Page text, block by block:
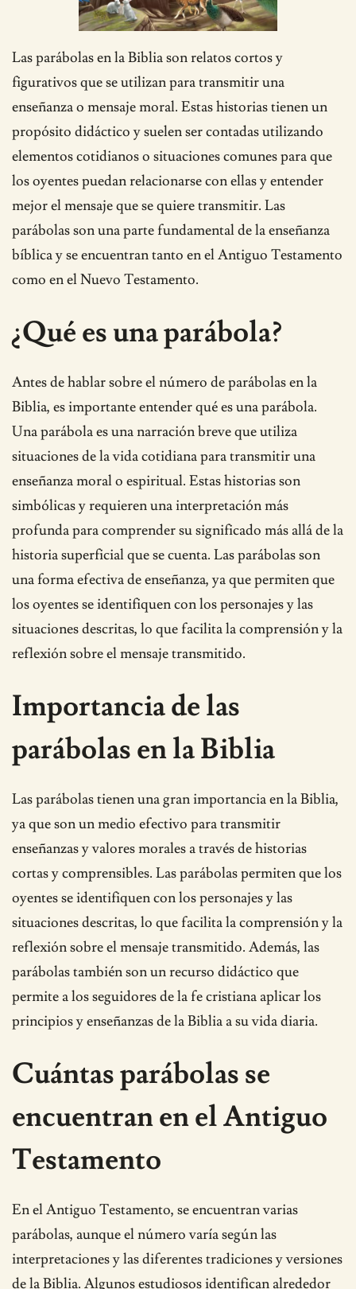
Las parábolas en la Biblia son relatos cortos y
figurativos que se utilizan para transmitir una
enseñanza o mensaje moral. Estas historias tienen un
propósito didáctico y suelen ser contadas utilizando
elementos cotidianos o situaciones comunes para que
los oyentes puedan relacionarse con ellas y entender
mejor el mensaje que se quiere transmitir. Las
parábolas son una parte fundamental de la enseñanza
bíblica y se encuentran tanto en el Antiguo Testamento
como en el Nuevo Testamento.
¿Qué es una parábola?
Antes de hablar sobre el número de parábolas en la
Biblia, es importante entender qué es una parábola.
Una parábola es una narración breve que utiliza
situaciones de la vida cotidiana para transmitir una
enseñanza moral o espiritual. Estas historias son
simbólicas y requieren una interpretación más
profunda para comprender su significado más allá de la
historia superficial que se cuenta. Las parábolas son
una forma efectiva de enseñanza, ya que permiten que
los oyentes se identifiquen con los personajes y las
situaciones descritas, lo que facilita la comprensión y la
reflexión sobre el mensaje transmitido.
Importancia de las
parábolas en la Biblia
Las parábolas tienen una gran importancia en la Biblia,
ya que son un medio efectivo para transmitir
enseñanzas y valores morales a través de historias
cortas y comprensibles. Las parábolas permiten que los
oyentes se identifiquen con los personajes y las
situaciones descritas, lo que facilita la comprensión y la
reflexión sobre el mensaje transmitido. Además, las
parábolas también son un recurso didáctico que
permite a los seguidores de la fe cristiana aplicar los
principios y enseñanzas de la Biblia a su vida diaria.
Cuántas parábolas se
encuentran en el Antiguo
Testamento
En el Antiguo Testamento, se encuentran varias
parábolas, aunque el número varía según las
interpretaciones y las diferentes tradiciones y versiones
de la Biblia. Algunos estudiosos identifican alrededor